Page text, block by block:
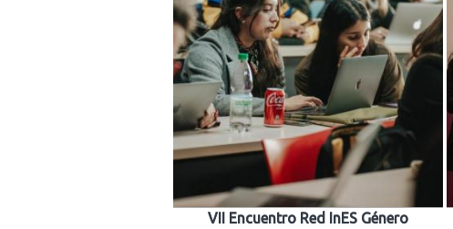
VII Encuentro Red InES Género